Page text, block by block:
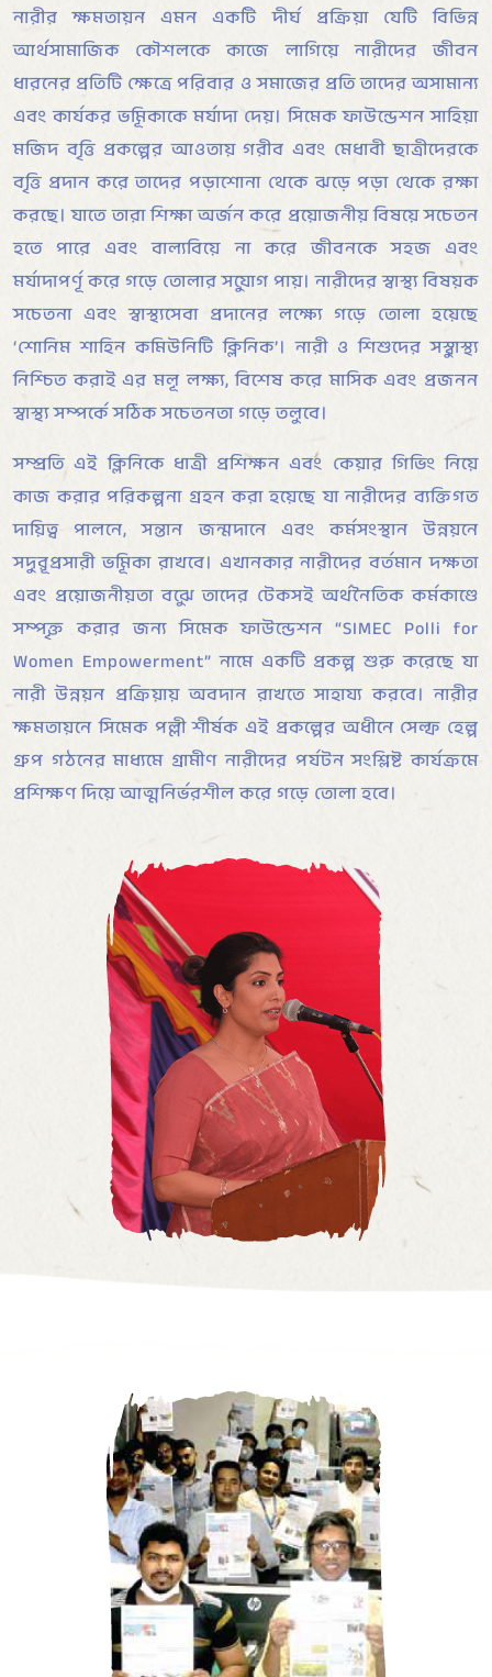
নারীর ক্ষমতায়ন এমন একটি দীর্ঘ প্রক্রিয়া যেটি বিভিন্ন
আর্থসামাজিক কৌশলকে কাজে লাগিয়ে নারীদের জীবন
ধারনের প্রতিটি ক্ষেত্রে পরিবার ও সমাজের প্রতি তাদের অসামান্য
এবং কার্যকর ভূমিকাকে মর্যাদা দেয়। সিমেক ফাউন্ডেশন সাহিয়া
মজিদ বৃত্তি প্রকল্পের আওতায় গরীব এবং মেধাবী ছাত্রীদেরকে
বৃত্তি প্রদান করে তাদের পড়াশোনা থেকে ঝড়ে পড়া থেকে রক্ষা
করছে। যাতে তারা শিক্ষা অর্জন করে প্রয়োজনীয় বিষয়ে সচেতন
হতে পারে এবং বাল্যবিয়ে না করে জীবনকে সহজ এবং
মর্যাদাপূর্ণ করে গড়ে তোলার সুযোগ পায়। নারীদের স্বাস্থ্য বিষয়ক
সচেতনা এবং স্বাস্থ্যসেবা প্রদানের লক্ষ্যে গড়ে তোলা হয়েছে
‘শোনিম শাহিন কমিউনিটি ক্লিনিক’। নারী ও শিশুদের সুস্বাস্থ্য
নিশ্চিত করাই এর মূল লক্ষ্য, বিশেষ করে মাসিক এবং প্রজনন
স্বাস্থ্য সম্পর্কে সঠিক সচেতনতা গড়ে তুলবে।
সম্প্রতি এই ক্লিনিকে ধাত্রী প্রশিক্ষন এবং কেয়ার গিভিং নিয়ে
কাজ করার পরিকল্পনা গ্রহন করা হয়েছে যা নারীদের ব্যক্তিগত
দায়িত্ব পালনে, সন্তান জন্মদানে এবং কর্মসংস্থান উন্নয়নে
সুদূরপ্রসারী ভূমিকা রাখবে। এখানকার নারীদের বর্তমান দক্ষতা
এবং প্রয়োজনীয়তা বুঝে তাদের টেকসই অর্থনৈতিক কর্মকাণ্ডে
সম্পৃক্ত করার জন্য সিমেক ফাউন্ডেশন “SIMEC Polli for
Women Empowerment” নামে একটি প্রকল্প শুরু করেছে যা
নারী উন্নয়ন প্রক্রিয়ায় অবদান রাখতে সাহায্য করবে। নারীর
ক্ষমতায়নে সিমেক পল্লী শীর্ষক এই প্রকল্পের অধীনে সেল্ফ হেল্প
গ্রুপ গঠনের মাধ্যমে গ্রামীণ নারীদের পর্যটন সংশ্লিষ্ট কার্যক্রমে
প্রশিক্ষণ দিয়ে আত্মনির্ভরশীল করে গড়ে তোলা হবে।